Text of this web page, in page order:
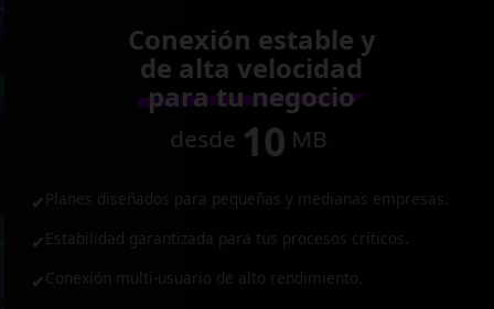
Conexión estable y
de alta velocidad
para tu negocio
desde 10MB
✔Planes diseñados para pequeñas y medianas empresas.
✔Estabilidad garantizada para tus procesos críticos.
✔Conexión multi-usuario de alto rendimiento.